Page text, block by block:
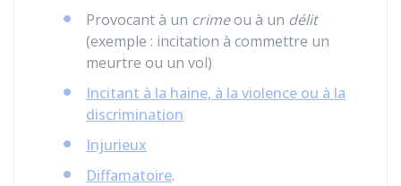
Provocant à un crimeou à un délit
(exemple : incitation à commettre un
meurtre ou un vol)
Incitant à la haine, à la violence ou à la
discrimination
Injurieux
Diffamatoire.